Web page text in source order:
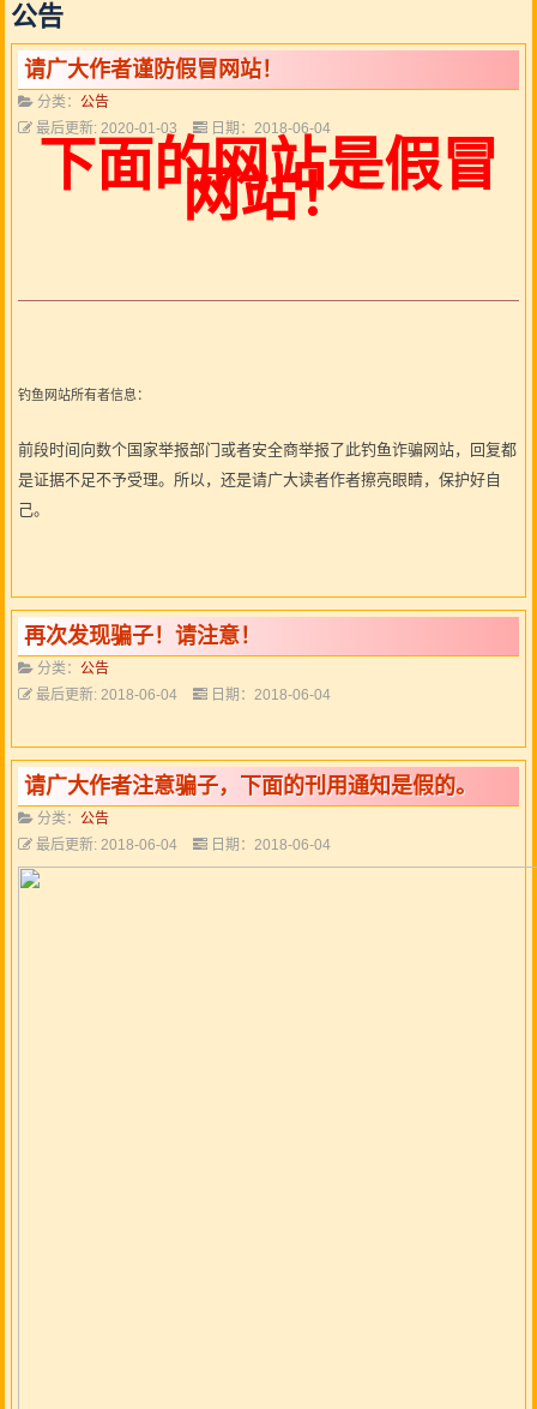
公告
请广大作者谨防假冒网站！
分类： 公告
最后更新: 2020-01-03
日期：2018-06-04
下面的网站是假冒
网站！
钓鱼网站所有者信息：
前段时间向数个国家举报部门或者安全商举报了此钓鱼诈骗网站，回复都
是证据不足不予受理。所以，还是请广大读者作者擦亮眼睛，保护好自
己。
再次发现骗子！请注意！
分类： 公告
最后更新: 2018-06-04
日期：2018-06-04
请广大作者注意骗子，下面的刊用通知是假的。
分类： 公告
最后更新: 2018-06-04
日期：2018-06-04